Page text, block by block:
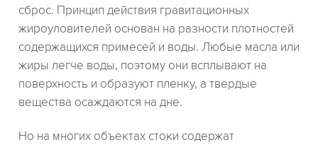
сброс. Принцип действия гравитационных
жироуловителей основан на разности плотностей
содержащихся примесей и воды. Любые масла или
жиры легче воды, поэтому они всплывают на
поверхность и образуют пленку, а твердые
вещества осаждаются на дне.
Но на многих объектах стоки содержат